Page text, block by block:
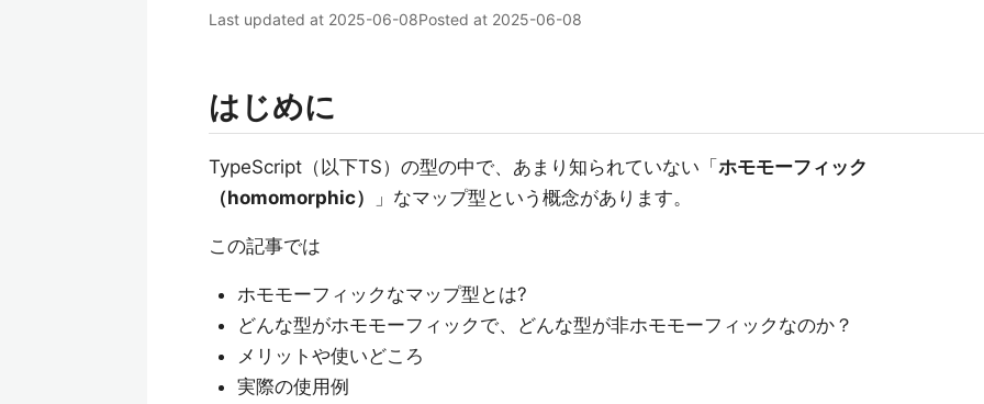
Last updated at 2025-06-08Posted at 2025-06-08
はじめに
TypeScript（以下TS）の型の中で、あまり知られていない「 ホモモーフィック
（homomorphic）
」なマップ型という概念があります。
この記事では
ホモモーフィックなマップ型とは?
どんな型がホモモーフィックで、どんな型が非ホモモーフィックなのか？
メリットや使いどころ
実際の使用例